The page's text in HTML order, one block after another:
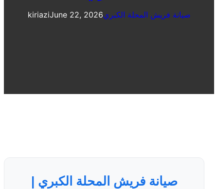
kiriaziJune 22, 2026صيانة فريش المحلة الكبري
صيانة فريش المحلة الكبري |